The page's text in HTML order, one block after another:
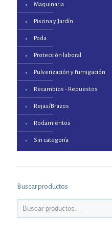
Maquinaria
Piscina y Jardín
Poda
Protección laboral
Pulverización y Fumigación
Recambios - Repuestos
Rejas/Brazos
Rodamientos
Sin categoría
Buscar productos